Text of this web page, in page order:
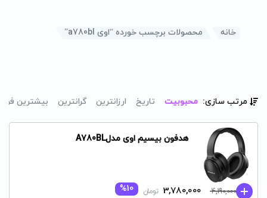
خانه محصولات برچسب خورده “اوی a780bl”
مرتب سازی: محبوبیت تاریخ ارزانترین گرانترین بیشترین
هدفون بیسیم اوی مدلA780BL
4,190,000
قیمت
3,780,000 تومان
قیمت
%10